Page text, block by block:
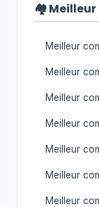
🏘️ Meilleur
Meilleur
Meilleur
Meilleur
Meilleur
Meilleur
Meilleur
Meilleur